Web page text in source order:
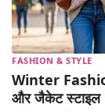
FASHION &
CONTACT
FASHION & STYLE
Winter
और जैकेट स्टाइल